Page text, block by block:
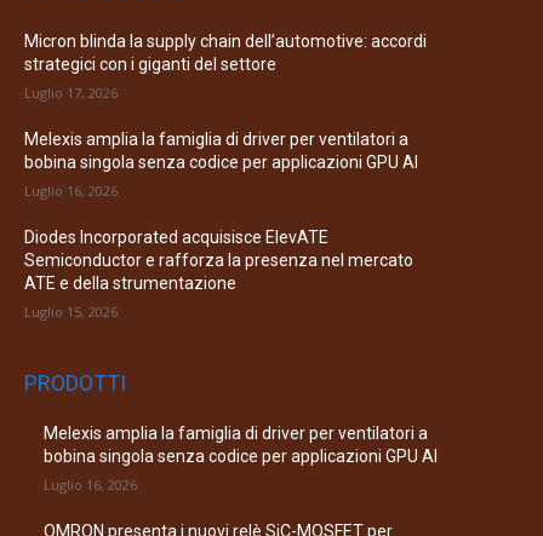
Micron blinda la supply chain dell’automotive: accordi
strategici con i giganti del settore
Luglio 17, 2026
Melexis amplia la famiglia di driver per ventilatori a
bobina singola senza codice per applicazioni GPU AI
Luglio 16, 2026
Diodes Incorporated acquisisce ElevATE
Semiconductor e rafforza la presenza nel mercato
ATE e della strumentazione
Luglio 15, 2026
PRODOTTI
Melexis amplia la famiglia di driver per ventilatori a
bobina singola senza codice per applicazioni GPU AI
Luglio 16, 2026
OMRON presenta i nuovi relè SiC-MOSFET per